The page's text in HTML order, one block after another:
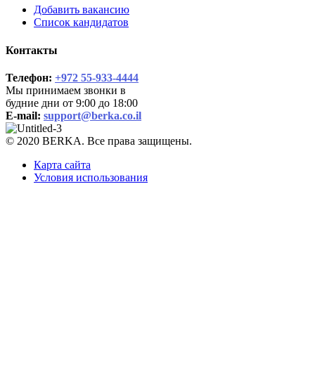
Добавить вакансию
Список кандидатов
Контакты
Телефон: +972 55-933-4444
Мы принимаем звонки в
будние дни от 9:00 до 18:00
E-mail: support@berka.co.il
© 2020 BERKA. Все права защищены.
Карта сайта
Условия использования